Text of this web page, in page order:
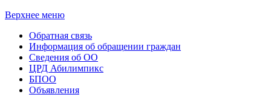
Верхнее меню
Обратная связь
Информация об обращении граждан
Сведения об ОО
ЦРД Абилимпикс
БПОО
Объявления